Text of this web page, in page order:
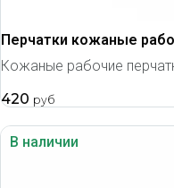
Перчатки кожаные
Кожаные рабочие
420 руб
В наличии